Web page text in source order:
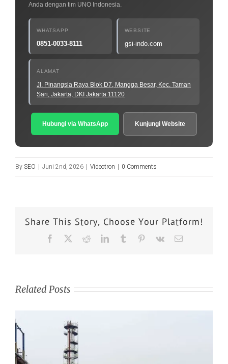
Anda dengan tim UNO Indonesia.
WHATSAPP
0851-0033-8111
WEBSITE
gsi-indo.com
ALAMAT
Jl. Pinangsia Raya Blok D7, Mangga Besar, Kec. Taman
Sari, Jakarta, DKI Jakarta 11120
Hubungi via WhatsApp Kunjungi Website
BySEO | Juni 2nd, 2026 | Videotron | 0 Comments
Share This Story, Choose Your Platform!
Related Posts